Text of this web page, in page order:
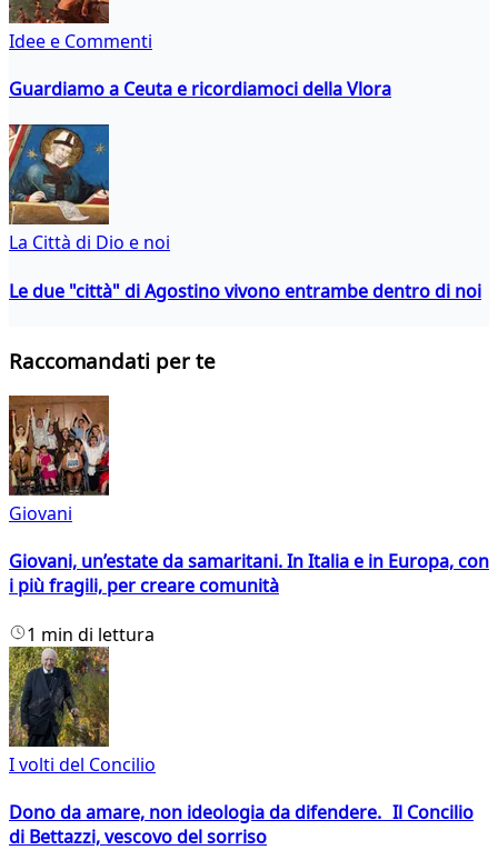
Idee e Commenti
Guardiamo a Ceuta e ricordiamoci della Vlora
La Città di Dio e noi
Le due "città" di Agostino vivono entrambe dentro di noi
Raccomandati per te
Giovani
Giovani, un’estate da samaritani. In Italia e in Europa, con
i più fragili, per creare comunità
1 min di lettura
I volti del Concilio
Dono da amare, non ideologia da difendere. Il Concilio
di Bettazzi, vescovo del sorriso